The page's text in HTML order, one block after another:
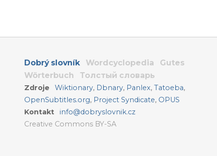
Dobrý slovník Wordcyclopedia
Gutes
Wörterbuch
Толстый словарь
Zdroje Wiktionary, Dbnary, Panlex,Tatoeba,
OpenSubtitles.org, Project Syndicate, OPUS
Kontakt
info@dobryslovnik.cz
Creative Commons BY-SA